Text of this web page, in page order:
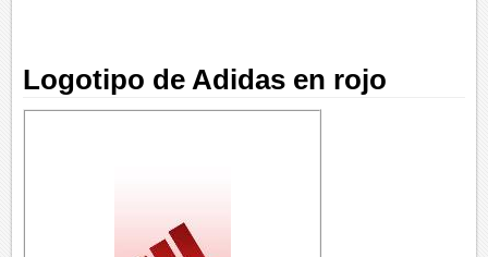
Logotipo de Adidas en rojo